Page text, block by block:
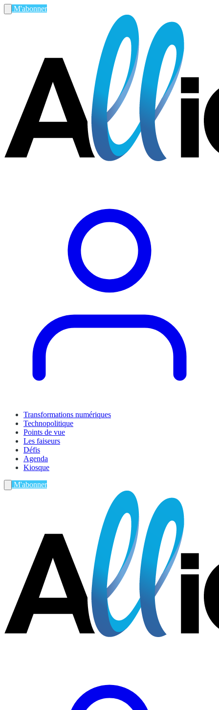
M'abonner
Transformations numériques
Technopolitique
Points de vue
Les faiseurs
Défis
Agenda
Kiosque
M'abonner